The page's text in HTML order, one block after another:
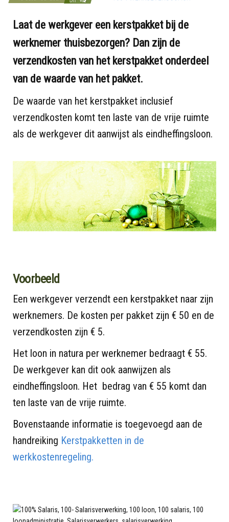
Laat de werkgever een kerstpakket bij de
werknemer thuisbezorgen? Dan zijn de
verzendkosten van het kerstpakket onderdeel
van de waarde van het pakket.
De waarde van het kerstpakket inclusief
verzendkosten komt ten laste van de vrije ruimte
als de werkgever dit aanwijst als eindheffingsloon.
Voorbeeld
Een werkgever verzendt een kerstpakket naar zijn
werknemers. De kosten per pakket zijn € 50 en de
verzendkosten zijn € 5.
Het loon in natura per werknemer bedraagt € 55.
De werkgever kan dit ook aanwijzen als
eindheffingsloon. Het bedrag van € 55 komt dan
ten laste van de vrije ruimte.
Bovenstaande informatie is toegevoegd aan de
handreiking Kerstpakketten in de
werkkostenregeling.